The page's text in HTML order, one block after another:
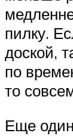
пилку.
доской,
по
то
Еще